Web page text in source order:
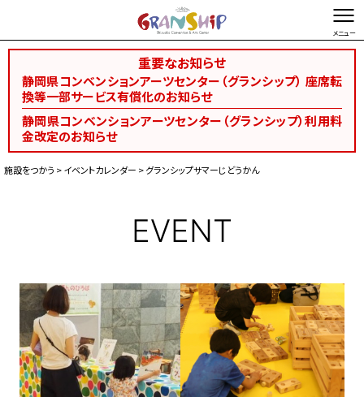
重要なお知らせ
静岡県コンベンションアーツセンター（グランシップ） 座席転
換等一部サービス有償化のお知らせ
静岡県コンベンションアーツセンター（グランシップ）利用料
金改定のお知らせ
文字を縮小する
文字を拡大する
総合TOP お問い合わせ・ご意見
空き状況検索
施設予約
予約から開催まで
催事開催支援サービス
資料ダウンロード
イベントカレンダー
お知らせ
施設をつかう >イベントカレンダー > グランシップサマーじどうかん
EVENT